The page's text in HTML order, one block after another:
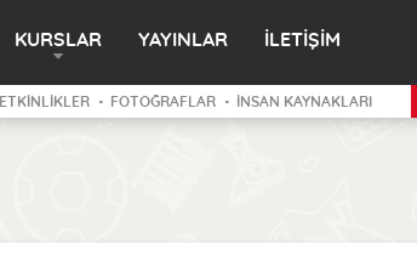
KURSLAR YAYINLAR İLETİŞİM
ETKİNLİKLER FOTOĞRAFLAR İNSAN KAYNAKLARI